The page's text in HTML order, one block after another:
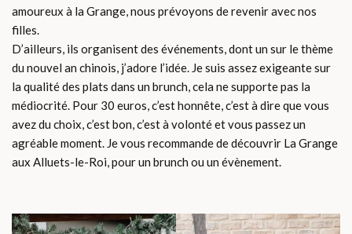
amoureux à la Grange, nous prévoyons de revenir avec nos
filles.
D’ailleurs, ils organisent des événements, dont un sur le thème
du nouvel an chinois, j’adore l’idée. Je suis assez exigeante sur
la qualité des plats dans un brunch, cela ne supporte pas la
médiocrité. Pour 30 euros, c’est honnête, c’est à dire que vous
avez du choix, c’est bon, c’est à volonté et vous passez un
agréable moment. Je vous recommande de découvrir La Grange
aux Alluets-le-Roi, pour un brunch ou un évènement.